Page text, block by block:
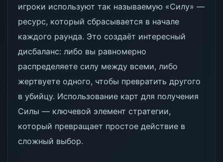
игроки используют так называемую «Силу» —
ресурс, который сбрасывается в начале
каждого раунда. Это создаёт интересный
дисбаланс: либо вы равномерно
распределяете силу между всеми, либо
жертвуете одного, чтобы превратить другого
в убийцу. Использование карт для получения
Силы — ключевой элемент стратегии,
который превращает простое действие в
сложный выбор.